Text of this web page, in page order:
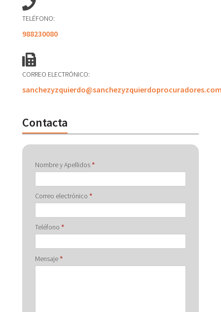
TELÉFONO:
988230080
CORREO ELECTRÓNICO:
Contacta
Contactar
con
Nombre y Apellidos*
Correo electrónico *
Teléfono *
Mensaje*